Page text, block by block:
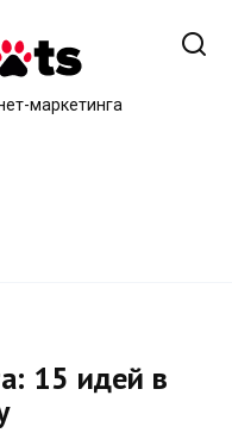
маркетинга
15 идей в